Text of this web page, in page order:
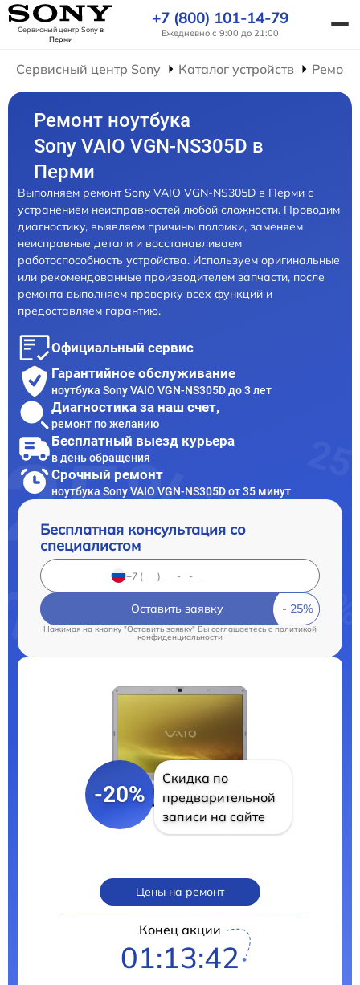
Сервисный центр Sonyв
Перми
+7 (800) 101-14-79
Ежедневно с 9:00 до 21:00
Сервисный центр Sony Каталог устройств
Ремонт ноутбука
Sony VAIO VGN-NS305D в
Перми
Выполняем ремонт Sony VAIO VGN-NS305D в Перми с
устранением неисправностей любой сложности. Проводим
диагностику, выявляем причины поломки, заменяем
неисправные детали и восстанавливаем
работоспособность устройства. Используем оригинальные
или рекомендованные производителем запчасти, после
ремонта выполняем проверку всех функций и
предоставляем гарантию.
Официальный сервис
Гарантийное обслуживание
ноутбука Sony VAIO VGN-NS305D до 3 лет
Диагностика за наш счет,
ремонт по желанию
Бесплатный выезд курьера
в день обращения
Срочный ремонт
ноутбука Sony VAIO VGN-NS305D от 35 минут
Бесплатная консультация со
специалистом
Оставить заявку
Нажимая на кнопку "Оставить заявку" Вы соглашаетесь c политикой
конфиденциальности
-20%
Скидка по
предварительной
записи на сайте
Цены на ремонт
Конец акции
01:13:41